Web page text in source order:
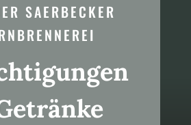
SAERBECKER